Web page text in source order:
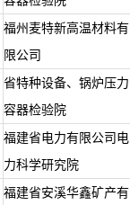
福州麦特新高温材料有
限公司
省特种设备、锅炉压力
容器检验院
福建省电力有限公司电
力科学研究院
福建省安溪华鑫矿产有